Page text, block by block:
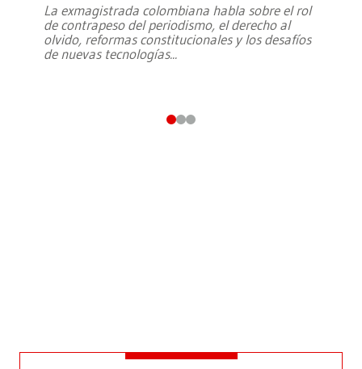
La exmagistrada colombiana habla sobre el rol
de contrapeso del periodismo, el derecho al
olvido, reformas constitucionales y los desafíos
de nuevas tecnologías...